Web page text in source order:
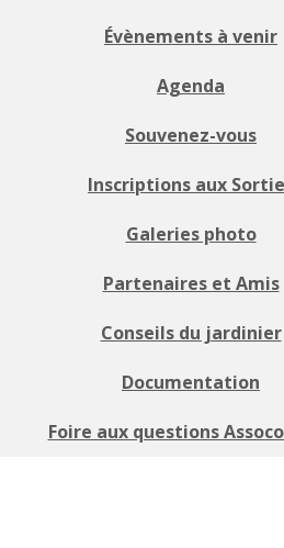
Évènements à venir
Agenda
Souvenez-vous
Inscriptions aux
Galeries photo
Partenaires et Amis
Conseils du jardinier
Documentation
Foire aux questions